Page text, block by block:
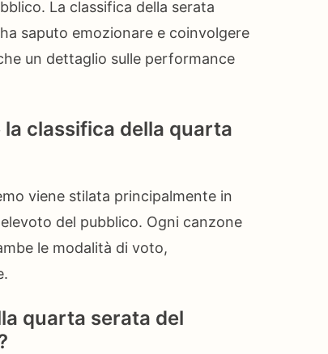
La classifica della serata
saputo emozionare e coinvolgere
un dettaglio sulle performance
classifica della quarta
viene stilata principalmente in
del pubblico. Ogni canzone
le modalità di voto,
quarta serata del